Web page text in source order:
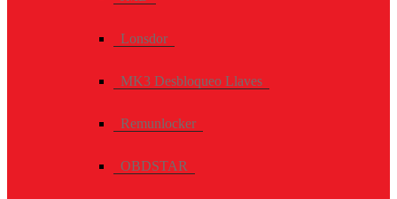
Lonsdor
MK3 Desbloqueo Llaves
Remunlocker
OBDSTAR